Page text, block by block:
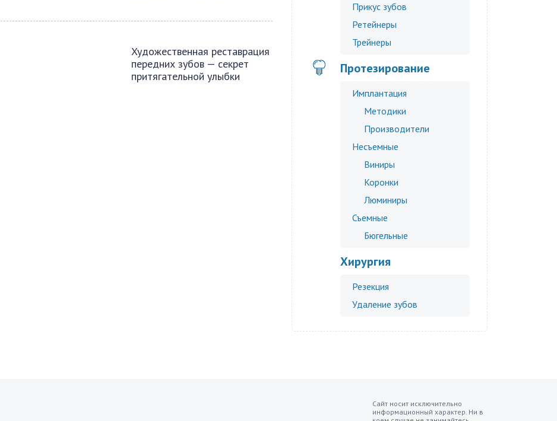
Художественная реставрация
передних зубов — секрет
притягательной улыбки
Прикус зубов
Ретейнеры
Трейнеры
Протезирование
Имплантация
Методики
Производители
Несъемные
Виниры
Коронки
Люминиры
Съемные
Бюгельные
Хирургия
Резекция
Удаление зубов
Сайт носит исключительно
информационный характер. Ни в